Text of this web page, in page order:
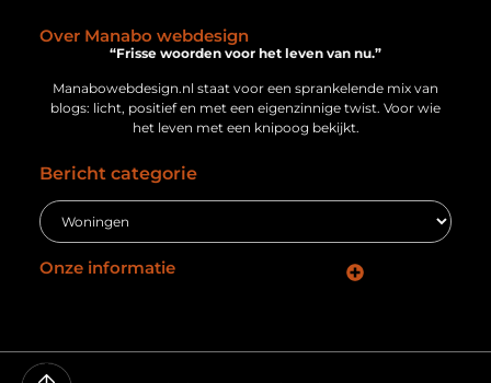
Over Manabo webdesign
“Frisse woorden voor het leven van nu.”
Manabowebdesign.nl staat voor een sprankelende mix van
blogs: licht, positief en met een eigenzinnige twist. Voor wie
het leven met een knipoog bekijkt.
Bericht categorie
Onze informatie